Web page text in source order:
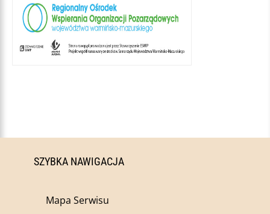
SZYBKA NAWIGACJA
Mapa Serwisu